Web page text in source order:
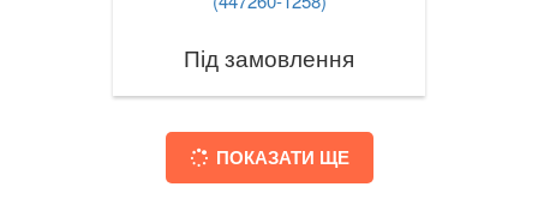
Під замовлення
ПОКАЗАТИ ЩЕ